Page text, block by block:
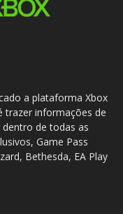
a plataforma Xbox
trazer informações de
de todas as
Game Pass
Bethesda, EA Play